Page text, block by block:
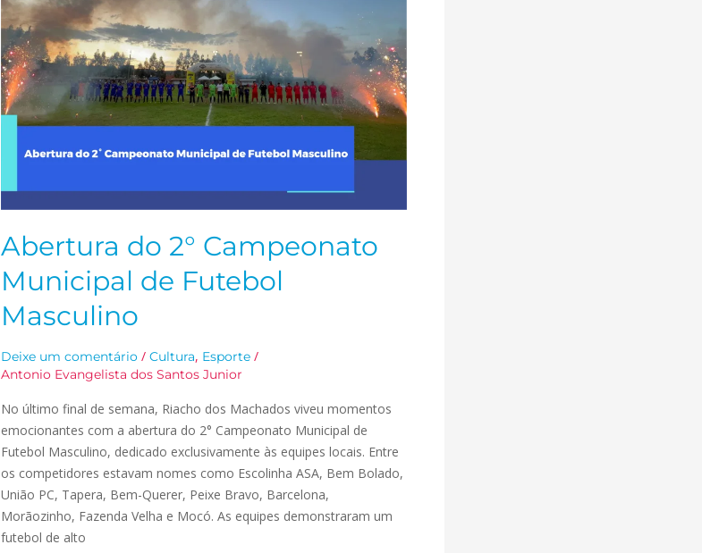
Abertura do 2° Campeonato
Municipal de Futebol
Masculino
Deixe um comentário /Cultura, Esporte /
Antonio Evangelista dos Santos Junior
No último final de semana, Riacho dos Machados viveu momentos
emocionantes com a abertura do 2° Campeonato Municipal de
Futebol Masculino, dedicado exclusivamente às equipes locais. Entre
os competidores estavam nomes como Escolinha ASA, Bem Bolado,
União PC, Tapera, Bem-Querer, Peixe Bravo, Barcelona,
Morãozinho, Fazenda Velha e Mocó. As equipes demonstraram um
futebol de alto
Campeonato
Municipal
de
Futebol
Masculino